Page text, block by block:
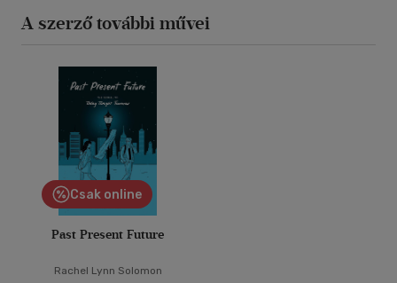
A szerző további művei
Csak online
Past Present Future
Rachel Lynn Solomon